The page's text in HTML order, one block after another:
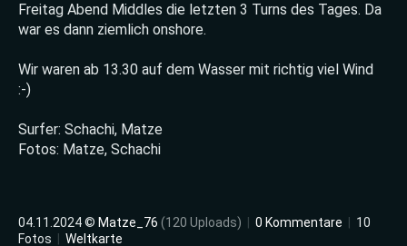
Freitag Abend Middles die letzten 3 Turns des Tages. Da
war es dann ziemlich onshore.
Wir waren ab 13.30 auf dem Wasser mit richtig viel Wind
:-)
Surfer: Schachi, Matze
Fotos: Matze, Schachi
04.11.2024 © Matze_76 (120 Uploads) 0 Kommentare
10
Fotos
Weltkarte